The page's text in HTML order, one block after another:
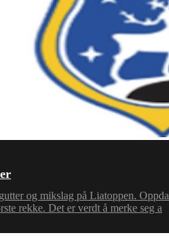
og mikslag på Liatoppen.
rekke. Det er verdt å merke seg a